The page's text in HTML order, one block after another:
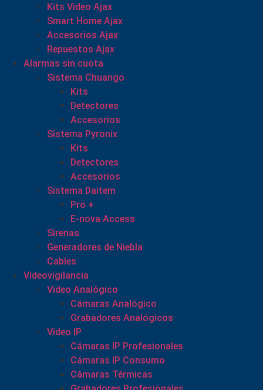
Kits Video Ajax
Smart Home Ajax
Accesorios Ajax
Repuestos Ajax
Alarmas sin cuota
Sistema Chuango
Kits
Detectores
Accesorios
Sistema Pyronix
Kits
Detectores
Accesorios
Sistema Daitem
Pro +
E-nova Access
Sirenas
Generadores de Niebla
Cables
Videovigilancia
Video Analógico
Cámaras Analógico
Grabadores Analógicos
Video IP
Cámaras IP Profesionales
Cámaras IP Consumo
Cámaras Térmicas